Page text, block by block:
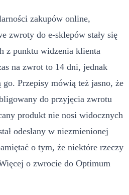
zakupów online,
zwroty do e-sklepów stały się
z punktu widzenia klienta
na zwrot to 14 dni, jednak
Przepisy mówią też jasno, że
do przyjęcia zwrotu
produkt nie nosi widocznych
odesłany w niezmienionej
o tym, że niektóre rzeczy
o zwrocie do Optimum